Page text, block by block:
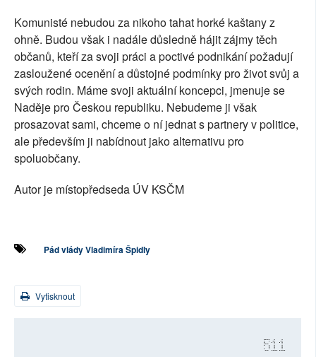
Komunisté nebudou za nikoho tahat horké kaštany z
ohně. Budou však i nadále důsledně hájit zájmy těch
občanů, kteří za svoji práci a poctivé podnikání požadují
zasloužené ocenění a důstojné podmínky pro život svůj a
svých rodin. Máme svoji aktuální koncepci, jmenuje se
Naděje pro Českou republiku. Nebudeme ji však
prosazovat sami, chceme o ní jednat s partnery v politice,
ale především ji nabídnout jako alternativu pro
spoluobčany.
Autor je místopředseda ÚV KSČM
Pád vlády Vladimíra Špidly
Vytisknout
511